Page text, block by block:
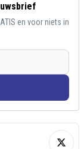
en voor niets in